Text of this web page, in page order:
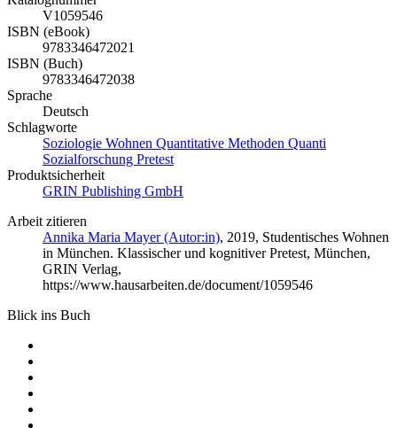
V1059546
ISBN (eBook)
9783346472021
ISBN (Buch)
9783346472038
Sprache
Deutsch
Schlagworte
Soziologie Wohnen Quantitative Methoden Quanti
Sozialforschung Pretest
Produktsicherheit
GRIN Publishing GmbH
Arbeit zitieren
Annika Maria Mayer (Autor:in), 2019, Studentisches Wohnen
in München. Klassischer und kognitiver Pretest, München,
GRIN Verlag,
https://www.hausarbeiten.de/document/1059546
Blick ins Buch